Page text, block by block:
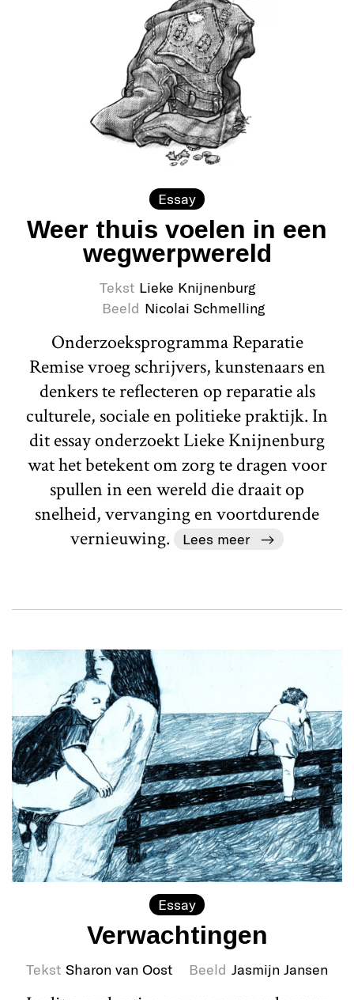
Essay
Weer thuis voelen in een
wegwerpwereld
Tekst Lieke Knijnenburg
Beeld Nicolai Schmelling
Onderzoeksprogramma Reparatie
Remise vroeg schrijvers, kunstenaars en
denkers te reflecteren op reparatie als
culturele, sociale en politieke praktijk. In
dit essay onderzoekt Lieke Knijnenburg
wat het betekent om zorg te dragen voor
spullen in een wereld die draait op
snelheid, vervanging en voortdurende
vernieuwing.
Lees meer
Essay
Verwachtingen
Tekst Sharon van Oost Beeld Jasmijn Jansen